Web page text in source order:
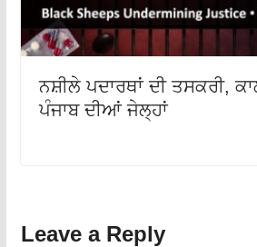
ਨਸ਼ੀਲੇ ਪਦਾਰਥਾਂ ਦੀ ਤਸਕਰੀ,
ਪੰਜਾਬ ਦੀਆਂ ਜੇਲ੍ਹਾਂ
Leave a Reply